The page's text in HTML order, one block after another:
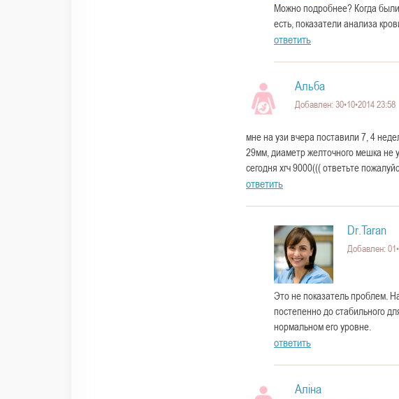
Можно подробнее? Когда
есть, показатели анализа
ответить
Альба
Добавлен: 30•10•2014 23:58
мне на узи вчера поставили 7, 4
29мм, диаметр желточного мешка не
сегодня хгч 9000((( ответьте
ответить
Dr.Taran
Добавлен:
Это не показатель проблем.
постепенно до стабильного
нормальном его уровне.
ответить
Аліна